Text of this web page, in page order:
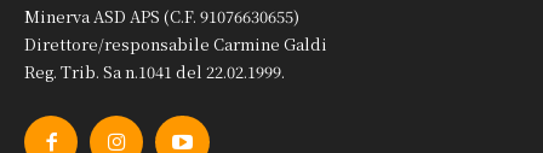
Minerva ASD APS (C.F. 91076630655)
Direttore/responsabile Carmine Galdi
Reg. Trib. Sa n.1041 del 22.02.1999.